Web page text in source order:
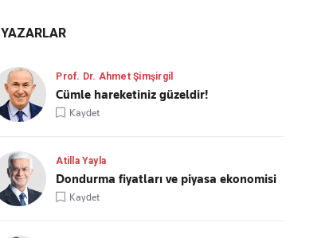
YAZARLAR
Prof. Dr. Ahmet Şimşirgil
Cümle hareketiniz güzeldir!
Kaydet
Atilla Yayla
Dondurma fiyatları ve piyasa ekonomisi
Kaydet